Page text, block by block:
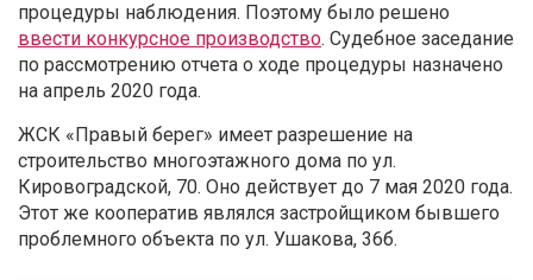
процедуры наблюдения. Поэтому было решено
ввести конкурсное производство. Судебное заседание
по рассмотрению отчета о ходе процедуры назначено
на апрель 2020 года.
ЖСК «Правый берег» имеет разрешение на
строительство многоэтажного дома по ул.
Кировоградской, 70. Оно действует до 7 мая 2020 года.
Этот же кооператив являлся застройщиком бывшего
проблемного объекта по ул. Ушакова, 36б.